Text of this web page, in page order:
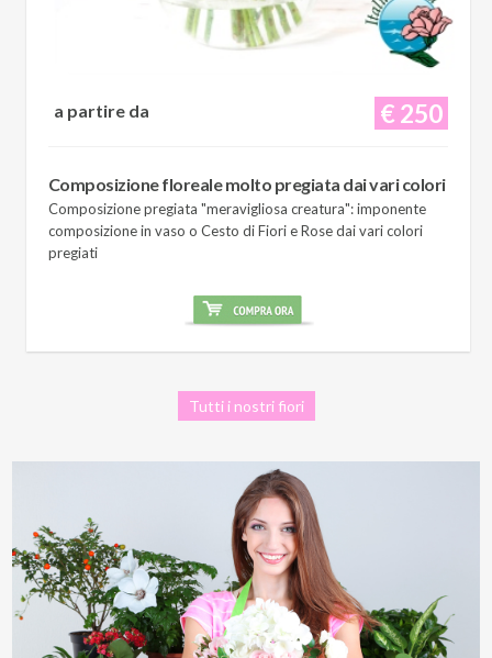
€ 250
a partire da
Composizione floreale molto pregiata dai vari colori
Composizione pregiata "meravigliosa creatura": imponente
composizione in vaso o Cesto di Fiori e Rose dai vari colori
pregiati
Tutti i nostri fiori